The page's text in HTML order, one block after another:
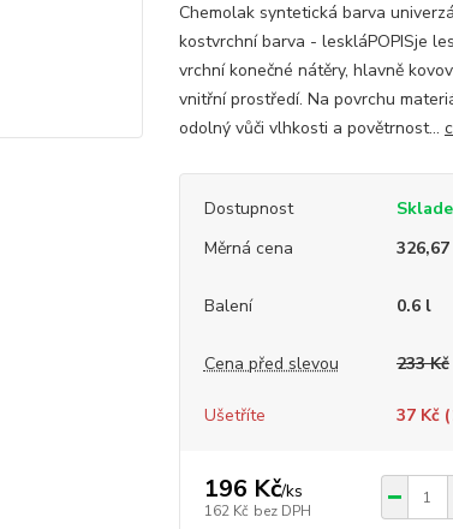
Chemolak syntetická barva
kostvrchní barva - leskláPOPISje
vrchní konečné nátěry, hlavně
vnitřní prostředí. Na povrchu
odolný vůči vlhkosti a povětrnost...
Dostupnost
Měrná cena
Balení 0.6 l
Cena před slevou 233 Kč
Ušetříte 37 Kč (
196 Kč/ks
162 Kč bez DPH